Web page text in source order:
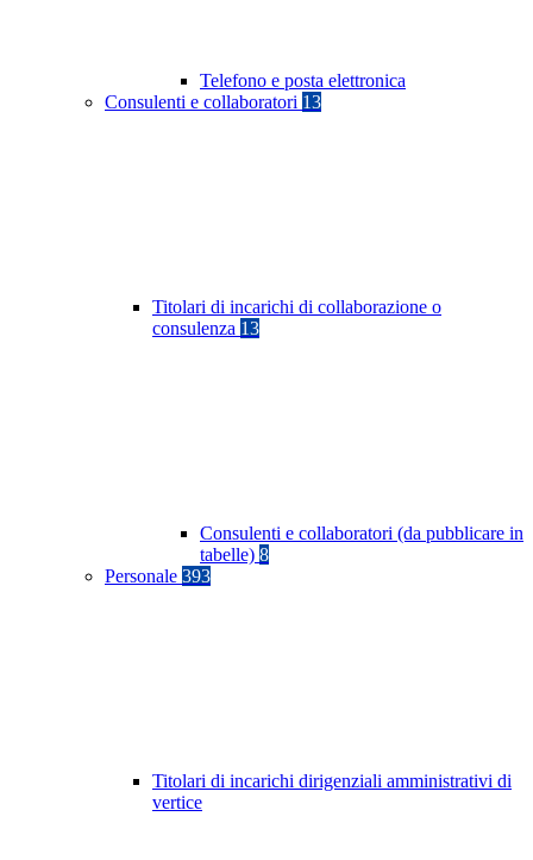
Telefono e posta elettronica
Consulenti e collaboratori 13
Titolari di incarichi di collaborazione o
consulenza 13
Consulenti e collaboratori (da pubblicare in
tabelle) 8
Personale 393
Titolari di incarichi dirigenziali amministrativi di
vertice